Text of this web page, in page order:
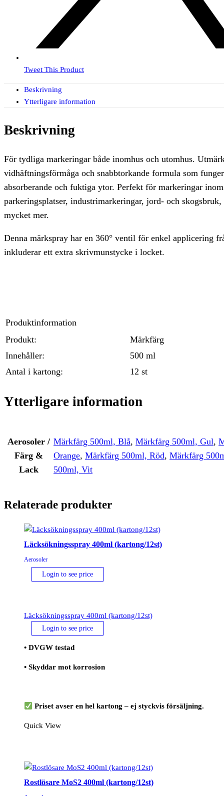
Tweet This Product
Beskrivning
Ytterligare information
Beskrivning
För tydliga markeringar både inomhus och utomhus.
vidhäftningsförmåga och snabbtorkande formula som
absorberande och fuktiga ytor. Perfekt för markeringar
parkeringsplatser, industrimarkeringar, jord- och skogsbruk,
mycket mer.
Denna märkspray har en 360° ventil för enkel applicering
inkluderar ett extra skrivmunstycke i locket.
Produktinformation
Produkt:
Märkfärg
Innehåller:
500 ml
Antal i kartong:
12 st
Ytterligare information
Aerosoler /
Färg &
Lack
Märkfärg 500ml, Blå, Märkfärg 500ml, Gul,
Orange, Märkfärg 500ml, Röd, Märkfärg
500ml, Vit
Relaterade produkter
Läcksökningsspray 400ml (kartong/12st)
Aerosoler
Login to see price
Läcksökningsspray 400ml (kartong/12st)
Login to see price
• DVGW testad
• Skyddar mot korrosion
Priset avser en hel kartong – ej styckvis försäljning.
Quick View
Rostlösare MoS2 400ml (kartong/12st)